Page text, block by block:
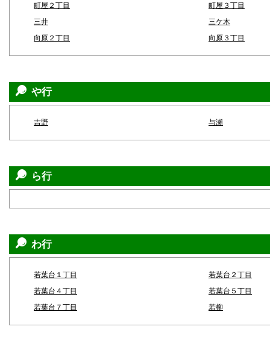
町屋２丁目
町屋３丁目
三井
三ケ木
向原２丁目
向原３丁目
や行
吉野 与瀬
ら行
わ行
若葉台１丁目
若葉台２丁目
若葉台４丁目
若葉台５丁目
若葉台７丁目
若柳